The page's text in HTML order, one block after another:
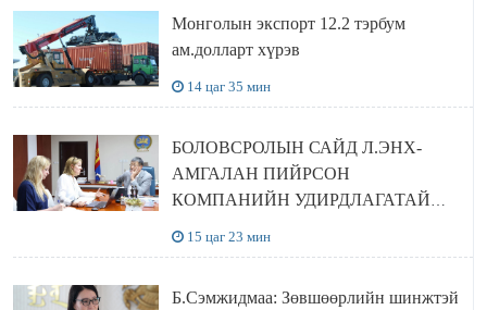
Монголын экспорт 12.2 тэрбум
ам.долларт хүрэв
14 цаг 35 мин
БОЛОВСРОЛЫН САЙД Л.ЭНХ-
АМГАЛАН ПИЙРСОН
КОМПАНИЙН УДИРДЛАГАТАЙ
15 цаг 23 мин
Б.Сэмжидмаа: Зөвшөөрлийн шинжтэй